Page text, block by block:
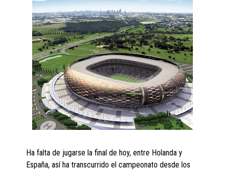
Ha falta de jugarse la final de hoy, entre Holanda y
España, así ha transcurrido el campeonato desde los